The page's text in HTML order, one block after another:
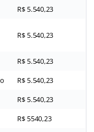
R$ 5.540,23
R$ 5.540,23
R$ 5.540,23
R$ 5.540,23
R$ 5.540,23
R$ 5540,23